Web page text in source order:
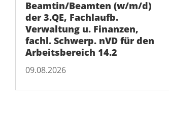
Beamtin/Beamten (w/m/d)
der 3.QE, Fachlaufb.
Verwaltung u. Finanzen,
fachl. Schwerp. nVD für den
Arbeitsbereich 14.2
09.08.2026